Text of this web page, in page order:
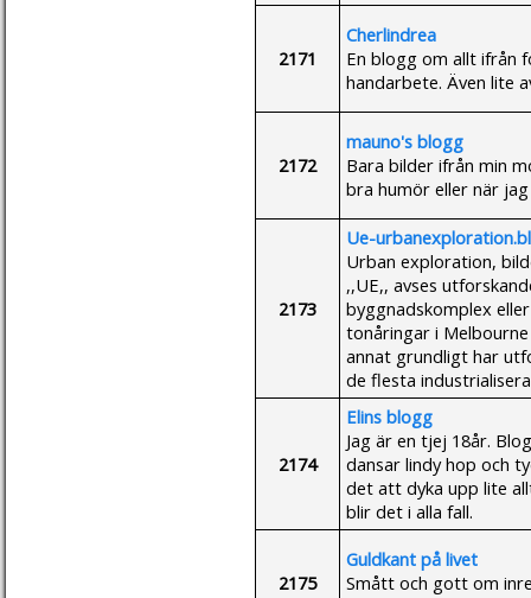
2171
Cherlindrea
En blogg om allt ifrån
handarbete. Även lite
2172
mauno's blogg
Bara bilder ifrån min
bra humör eller när jag
2173
Ue-
Urban exploration,
,,UE,, avses
byggnadskomplex
tonåringar i
annat grundligt har
de flesta
2174
Elins blogg
Jag är en tjej 18år.
dansar lindy hop och
det att dyka upp lite
blir det i alla fall.
2175
Guldkant på livet
Smått och gott om